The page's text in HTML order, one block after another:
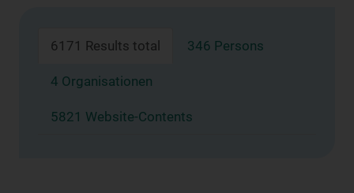
6171 Results total 346 Persons
4 Organisationen
5821 Website-Contents